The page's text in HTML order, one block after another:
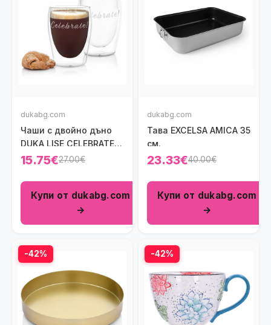
dukabg.com
Чаши с двойно дъно
DUKA LISE CELEBRATE
300 мл.
15.75€27.00€
Купи от dukabg.com
→
dukabg.com
Тава EXCELSA AMICA 35
см.
23.33€40.00€
Купи от dukabg.com
→
-42% -42%